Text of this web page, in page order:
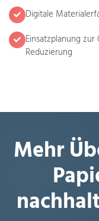
Digitale
Einsatzplanung
Reduzierung
Mehr